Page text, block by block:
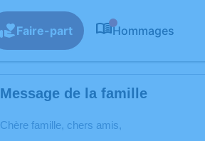
Faire-part Hommages
Message de la famille
Chère famille, chers amis,